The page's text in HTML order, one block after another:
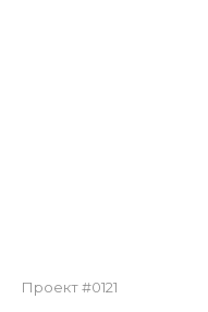
Проект #0121